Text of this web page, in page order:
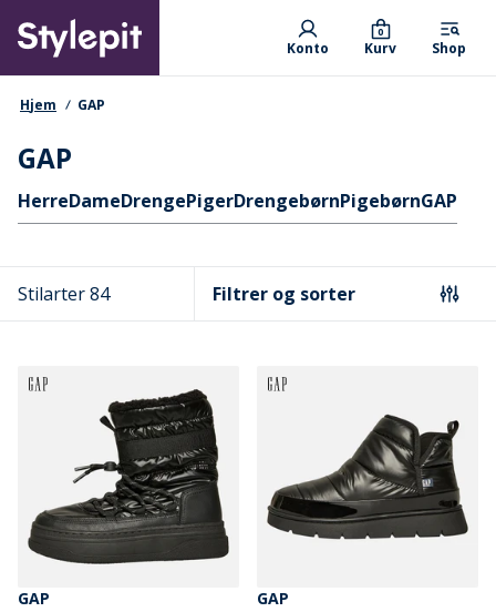
main
content
Primary departments
Konto Kurv
0
Shop
navigationssti
Hjem GAP
GAP
Hurtige links
HerreDameDrengePigerDrengebørnPigebørnGAP
Stilarter 84 Filtrer og sorter
GAP
GAP